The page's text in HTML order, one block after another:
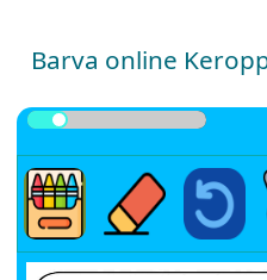
Barva online